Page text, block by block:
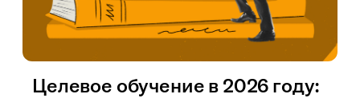
Целевое обучение в 2026 году: